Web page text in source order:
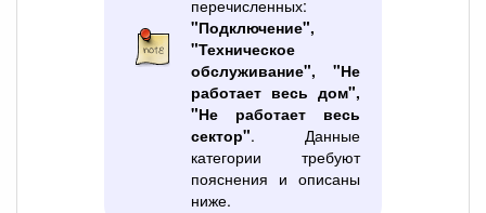
перечисленных:
"Подключение",
"Техническое
обслуживание", "Не
работает весь дом",
"Не работает весь
сектор". Данные
категории требуют
пояснения и описаны
ниже.